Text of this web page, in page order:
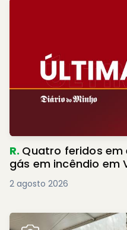
R. Quatro feridos
gás em incêndio em
2 agosto 2026